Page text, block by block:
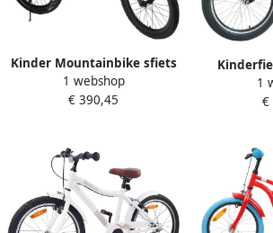
Kinder Mountainbike sfiets
sfiets Buiten Fietsen
Schijfrem 20 inch Groen
1 webshop
€ 390,45
1
€